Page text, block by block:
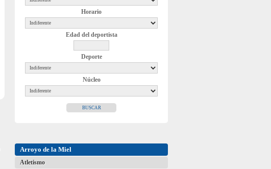
Horario
Edad del deportista
Deporte
Núcleo
Arroyo de la Miel
Atletismo